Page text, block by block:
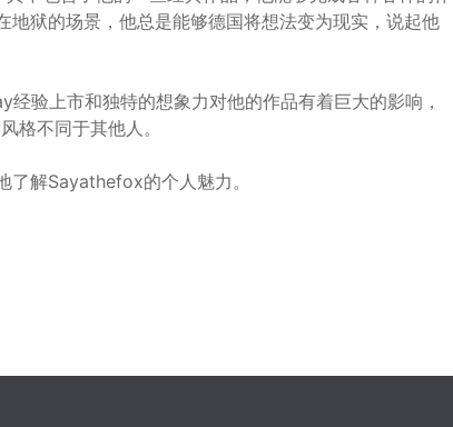
狱的场景，他总是能够德国将想法变为现实，说起他
验上市和独特的想象力对他的作品有着巨大的影响，
格不同于其他人。
了解Sayathefox的个人魅力。